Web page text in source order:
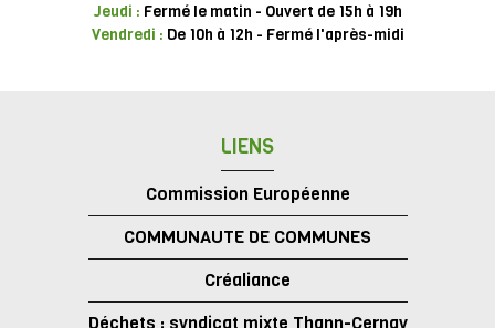
Jeudi : Fermé le matin - Ouvert de 15h à 19h
Vendredi : De 10h à 12h - Fermé l'après-midi
LIENS
Commission Européenne
COMMUNAUTE DE COMMUNES
Créaliance
Déchets : syndicat mixte Thann-Cernay